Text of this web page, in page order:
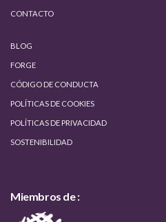
CONTACTO
BLOG
FORGE
CÓDIGO DE CONDUCTA
POLÍTICAS DE COOKIES
POLÍTICAS DE PRIVACIDAD
SOSTENIBILIDAD
Miembros de :